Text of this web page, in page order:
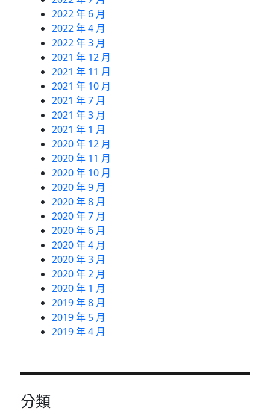
2022 年 6 月
2022 年 4 月
2022 年 3 月
2021 年 12 月
2021 年 11 月
2021 年 10 月
2021 年 7 月
2021 年 3 月
2021 年 1 月
2020 年 12 月
2020 年 11 月
2020 年 10 月
2020 年 9 月
2020 年 8 月
2020 年 7 月
2020 年 6 月
2020 年 4 月
2020 年 3 月
2020 年 2 月
2020 年 1 月
2019 年 8 月
2019 年 5 月
2019 年 4 月
分類